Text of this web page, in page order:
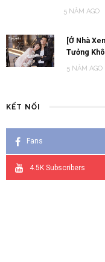
5 NĂM AGO
[Ở Nhà
Tưởng
5 NĂM AGO
KẾT NỐI
Fans
4.5K Subscribers